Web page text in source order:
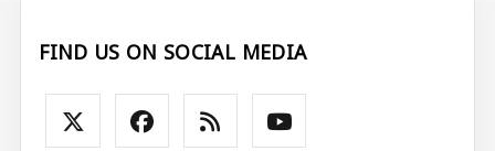
FIND US ON SOCIAL MEDIA